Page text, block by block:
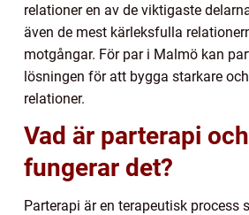
relationer en av de viktigaste
även de mest kärleksfulla
motgångar. För par i Malmö kan
lösningen för att bygga starkare
relationer.
Vad är parterapi
fungerar det?
Parterapi är en terapeutisk process